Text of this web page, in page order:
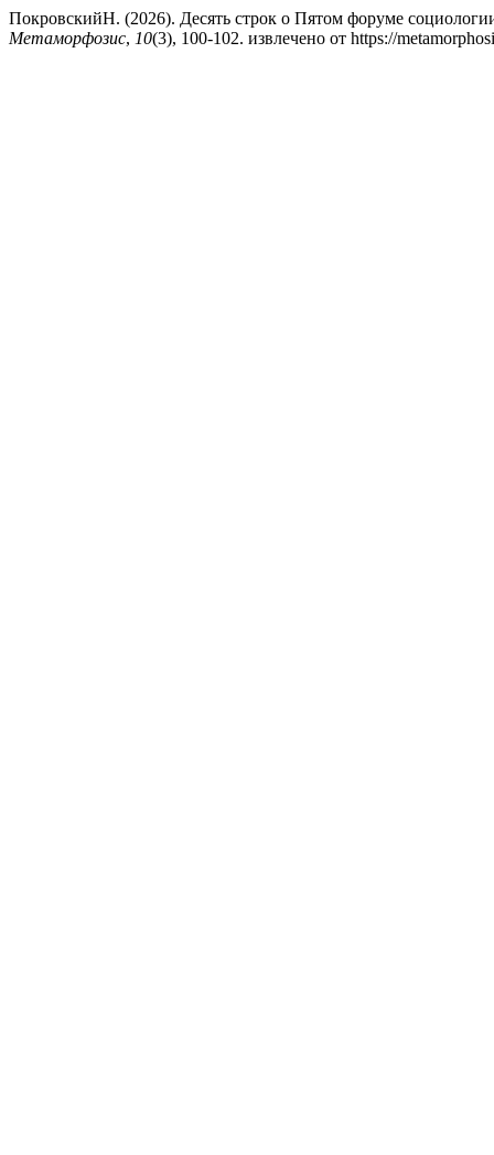
ПокровскийН. (2026). Десять строк о Пятом форуме
Метаморфозис, 10(3), 100-102. извлечено от https://